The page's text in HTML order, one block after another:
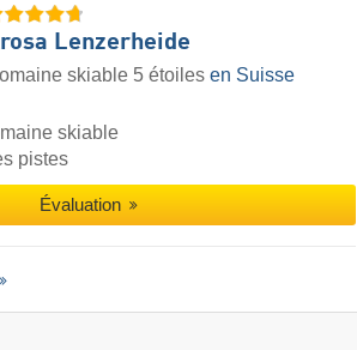
Lenzerheide
skiable 5 étoiles en Suisse
skiable
pistes
Évaluation